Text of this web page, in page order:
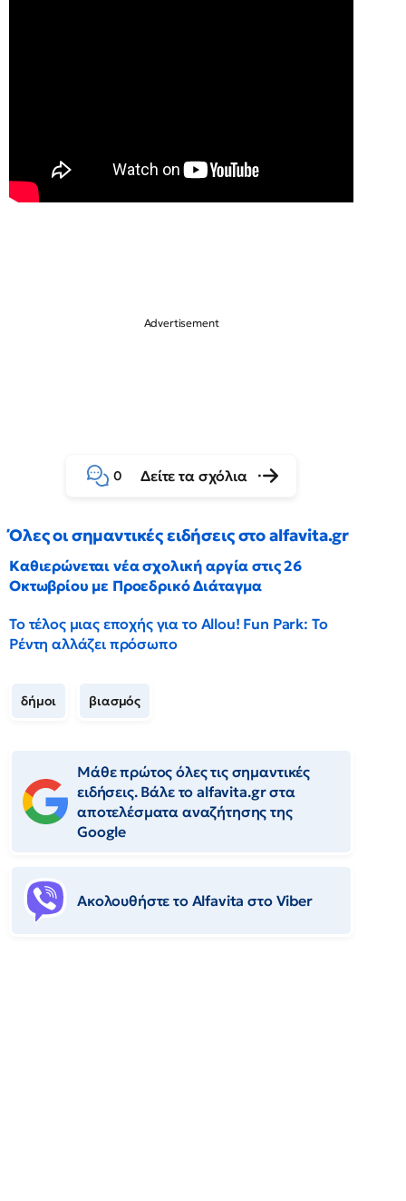
0 Δείτε τα σχόλια
Όλες οι σημαντικές ειδήσεις στο alfavita.gr
Καθιερώνεται νέα σχολική αργία στις 26
Οκτωβρίου με Προεδρικό Διάταγμα
Το τέλος μιας εποχής για το Allou! Fun Park: Το
Ρέντη αλλάζει πρόσωπο
δήμοι βιασμός
Μάθε πρώτος όλες τις σημαντικές
ειδήσεις. Βάλε το alfavita.gr στα
αποτελέσματα αναζήτησης της
Google
Ακολουθήστε το Αlfavita στο Viber